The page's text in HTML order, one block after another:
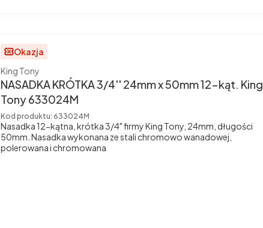
Okazja
Producent
King Tony
NASADKA KRÓTKA 3/4'' 24mm x 50mm 12-kąt. King
Tony 633024M
Kod produktu: 633024M
Nasadka 12-kątna, krótka 3/4" firmy King Tony, 24mm, długości
50mm. Nasadka wykonana ze stali chromowo wanadowej,
polerowana i chromowana